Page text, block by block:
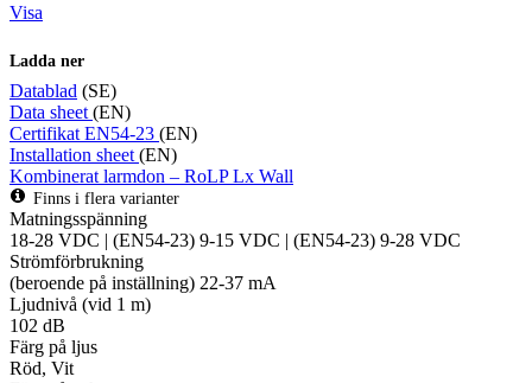
Visa
Ladda ner
Datablad (SE)
Data sheet (EN)
Certifikat EN54-23 (EN)
Installation sheet (EN)
Kombinerat larmdon – RoLP Lx Wall
Finns i flera varianter
Matningsspänning
18-28 VDC | (EN54-23) 9-15 VDC | (EN54-23) 9-28 VDC
Strömförbrukning
(beroende på inställning) 22-37 mA
Ljudnivå (vid 1 m)
102 dB
Färg på ljus
Röd, Vit